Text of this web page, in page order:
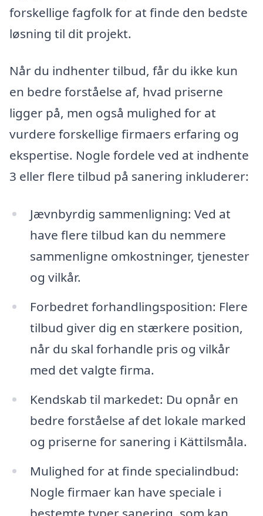
forskellige fagfolk for at finde den bedste
løsning til dit projekt.
Når du indhenter tilbud, får du ikke kun
en bedre forståelse af, hvad priserne
ligger på, men også mulighed for at
vurdere forskellige firmaers erfaring og
ekspertise. Nogle fordele ved at indhente
3 eller flere tilbud på sanering inkluderer:
Jævnbyrdig sammenligning: Ved at
have flere tilbud kan du nemmere
sammenligne omkostninger, tjenester
og vilkår.
Forbedret forhandlingsposition: Flere
tilbud giver dig en stærkere position,
når du skal forhandle pris og vilkår
med det valgte firma.
Kendskab til markedet: Du opnår en
bedre forståelse af det lokale marked
og priserne for sanering i Kättilsmåla.
Mulighed for at finde specialindbud:
Nogle firmaer kan have speciale i